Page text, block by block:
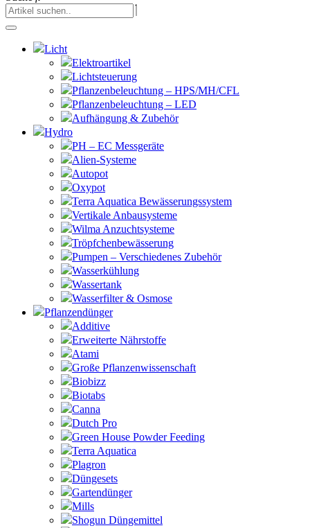
Licht
Elektroartikel
Lichtsteuerung
Pflanzenbeleuchtung – HPS/MH/CFL
Pflanzenbeleuchtung – LED
Aufhängung & Zubehör
Hydro
PH – EC Messgeräte
Alien-Systeme
Autopot
Oxypot
Terra Aquatica Bewässerungssystem
Vertikale Anbausysteme
Wilma Anzuchtsysteme
Tröpfchenbewässerung
Pumpen – Verschiedenes Zubehör
Wasserkühlung
Wassertank
Wasserfilter & Osmose
Pflanzendünger
Additive
Erweiterte Nährstoffe
Atami
Große Pflanzenwissenschaft
Biobizz
Biotabs
Canna
Dutch Pro
Green House Powder Feeding
Terra Aquatica
Plagron
Düngesets
Gartendünger
Mills
Shogun Düngemittel